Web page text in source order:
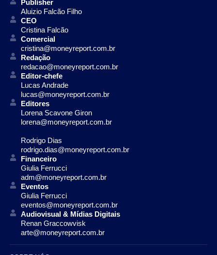
Publisher
Aluizio Falcão Filho
CEO
Cristina Falcão
Comercial
cristina@moneyreport.com.br
Redação
redacao@moneyreport.com.br
Editor-chefe
Lucas Andrade
lucas@moneyreport.com.br
Editores
Lorena Scavone Giron
lorena@moneyreport.com.br
Rodrigo Dias
rodrigo.dias@moneyreport.com.br
Financeiro
Giulia Ferrucci
adm@moneyreport.com.br
Eventos
Giulia Ferrucci
eventos@moneyreport.com.br
Audiovisual & Mídias Digitais
Renan Graccowvisk
arte@moneyreport.com.br